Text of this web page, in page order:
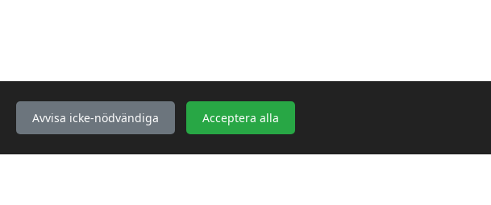
Avvisa icke-nödvändiga Acceptera alla